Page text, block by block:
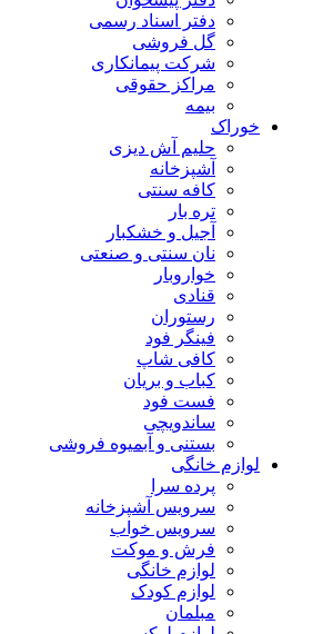
دفتر اسناد رسمی
گل فروشی
شرکت پیمانکاری
مراکز حقوقی
بیمه
خوراک
حلیم آش دیزی
آشپزخانه
کافه سنتی
تره بار
آجیل و خشکبار
نان سنتی و صنعتی
خواروبار
قنادی
رستوران
فینگر فود
کافی شاپ
کباب و بریان
فست فود
ساندویچی
بستنی و آبمیوه فروشی
لوازم خانگی
پرده سرا
سرویس آشپزخانه
سرویس خواب
فرش و موکت
لوازم خانگی
لوازم کودک
مبلمان